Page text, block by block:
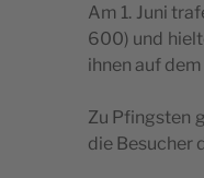
Am 1. Juni
600) und
ihnen auf
Zu Pfings­ten
die Besu­cher